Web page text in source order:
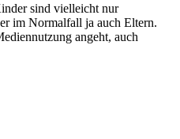
sind vielleicht nur
im Normalfall ja auch Eltern.
angeht, auch